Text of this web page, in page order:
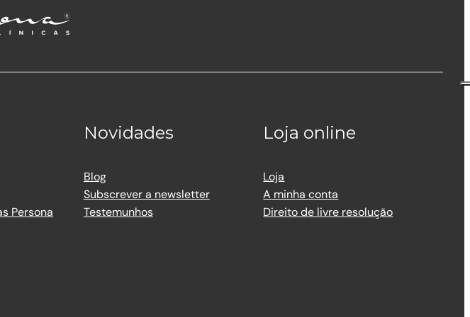
Persona
Novidades
Blog
Subscrever a newsletter
Testemunhos
Loja online
Loja
A minha conta
Direito de livre resolução